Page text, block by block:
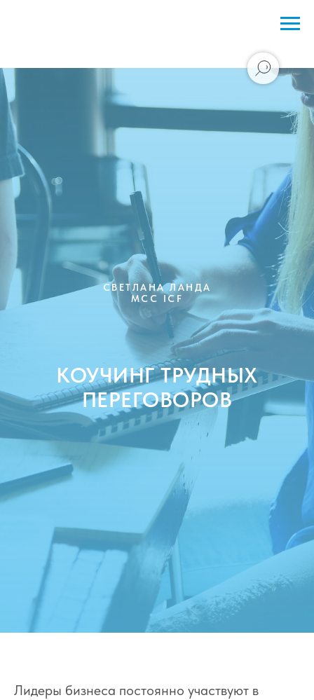
СВЕТЛАНА ЛАНДА
MCC ICF
КОУЧИНГ ТРУДНЫХ
ПЕРЕГОВОРОВ
Лидеры бизнеса постоянно участвуют в